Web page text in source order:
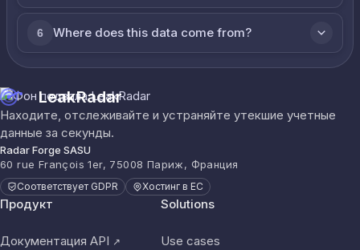
6 Where does this data come from?
LeakRadar
Находите, отслеживайте и устраняйте утекшие учетные
данные за секунды.
Radar Forge SASU
60 rue François 1er, 75008 Париж, Франция
Соответствует GDPR Хостинг в ЕС
Продукт
Документация API ↗
Solutions
Use cases